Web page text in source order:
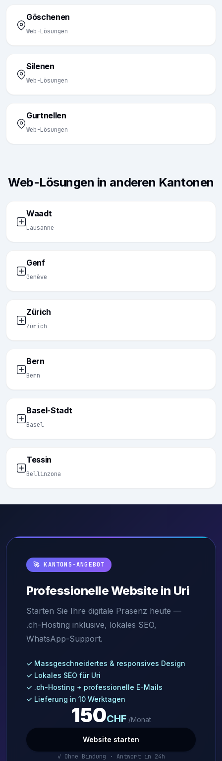
Göschenen
Web-Lösungen
Silenen
Web-Lösungen
Gurtnellen
Web-Lösungen
Web-Lösungen in anderen Kantonen
Waadt
Lausanne
Genf
Genève
Zürich
Zürich
Bern
Bern
Basel-Stadt
Basel
Tessin
Bellinzona
🚀 KANTONS-ANGEBOT
Professionelle Website in Uri
Starten Sie Ihre digitale Präsenz heute —
.ch-Hosting inklusive, lokales SEO,
WhatsApp-Support.
✓ Massgeschneidertes & responsives Design
✓ Lokales SEO für Uri
✓ .ch-Hosting + professionelle E-Mails
✓ Lieferung in 10 Werktagen
150CHF /Monat
Website starten
✓ Ohne Bindung · Antwort in 24h